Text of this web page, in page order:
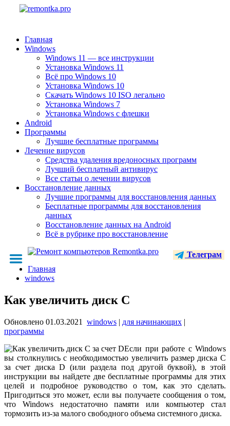
Главная
Windows
Windows 11 — все инструкции
Установка Windows 11
Всё про Windows 10
Установка Windows 10
Скачать Windows 10 ISO легально
Установка Windows 7
Установка Windows с флешки
Android
Программы
Лучшие бесплатные программы
Лечение вирусов
Средства удаления вредоносных программ
Лучший бесплатный антивирус
Все статьи о лечении вирусов
Восстановление данных
Лучшие программы для восстановления данных
Бесплатные программы для восстановления
данных
Восстановление данных на Android
Всё в рубрике про восстановление
Телеграм
Главная
windows
Как увеличить диск C
Обновлено 01.03.2021 windows | для начинающих |
программы
Если при работе с Windows
вы столкнулись с необходимостью увеличить размер диска C
за счет диска D (или раздела под другой буквой), в этой
инструкции вы найдете две бесплатные программы для этих
целей и подробное руководство о том, как это сделать.
Пригодиться это может, если вы получаете сообщения о том,
что Windows недостаточно памяти или компьютер стал
тормозить из-за малого свободного объема системного диска.